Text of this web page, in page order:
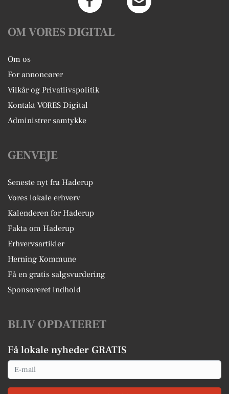
OM VORES DIGITAL
Om os
For annoncører
Vilkår og Privatlivspolitik
Kontakt VORES Digital
Administrer samtykke
GENVEJE
Seneste nyt fra Haderup
Vores lokale erhverv
Kalenderen for Haderup
Fakta om Haderup
Erhvervsartikler
Herning Kommune
Få en gratis salgsvurdering
Sponsoreret indhold
BLIV OPDATERET
Få lokale nyheder GRATIS
Email